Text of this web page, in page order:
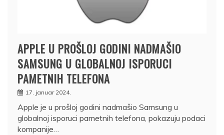
APPLE U PROŠLOJ GODINI NADMAŠIO
SAMSUNG U GLOBALNOJ ISPORUCI
PAMETNIH TELEFONA
17. januar 2024.
Apple je u prošloj godini nadmašio Samsung u
globalnoj isporuci pametnih telefona, pokazuju podaci
kompanije…